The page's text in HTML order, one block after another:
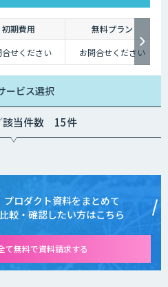
初期費用
無料プラン
合せください お問合せください
ービス選択
該当件数 15件
プロダクト資料をまとめて
比較・確認したい方はこちら
て無料で資料請求する